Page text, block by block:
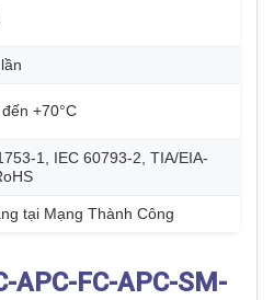
+70°C
1, IEC 60793-2, TIA/EIA-
tại Mạng Thành Công
APC-FC-APC-SM-